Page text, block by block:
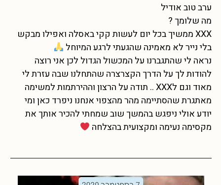
ערב טוב אודיל
מה שלומך ?
XXX ממשיך בכל יום לעשות קקי באסלה ואפילו מבקש
בלי נייר לא מאמינה שהגעתי לרגע המיוחל
נראה לי שהתגברנו על המכשול הגדול לכן אני רוצה
להודות לך על הדרך הקצרצרה שהתחלנו שבה עזרת לי
מאוד וגם לXXX .. תודה על הרצון וההירתמות למשימה
מאתגרת שהסתיימה מהר מהצפוי אנחנו ניפרד כאן ומי
יודע אולי ניפגש בהמשך שוב שמחתי להכיר אותך את
מקסימה נעימה ומקצועית בהצלחה